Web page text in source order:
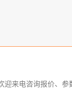
迎来电咨询报价、参